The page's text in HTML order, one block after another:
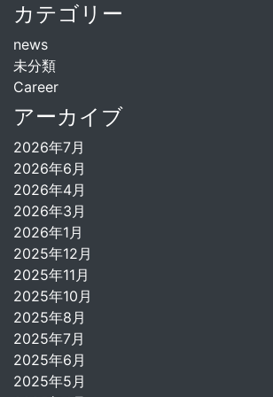
カテゴリー
news
未分類
Career
アーカイブ
2026年7月
2026年6月
2026年4月
2026年3月
2026年1月
2025年12月
2025年11月
2025年10月
2025年8月
2025年7月
2025年6月
2025年5月